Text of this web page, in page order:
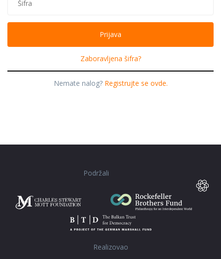
Zaboravljena šifra?
Nemate nalog? Registrujte se ovde.
Podržali
Realizovao